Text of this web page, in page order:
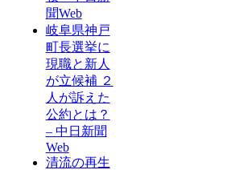
聞Web
岐阜県神戸
町長選挙に
現職と新人
が立候補 ２
人が訴えた
公約とは？
– 中日新聞
Web
清流の再生